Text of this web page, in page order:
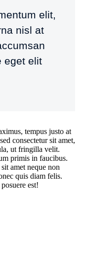
elit,
nisl at
eget elit
tempus justo at
consectetur sit amet,
ut fringilla velit.
primis in faucibus.
amet neque non
quis diam felis.
est!